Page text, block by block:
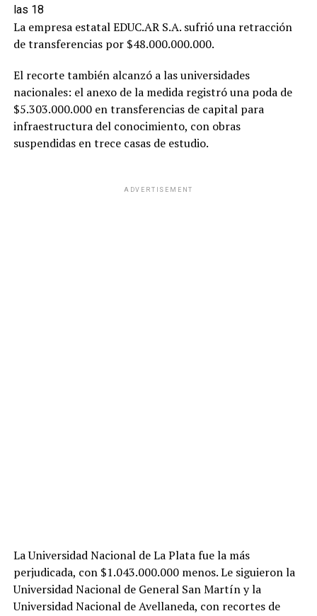
las 18
La empresa estatal EDUC.AR S.A. sufrió una retracción
de transferencias por $48.000.000.000.
El recorte también alcanzó a las universidades
nacionales: el anexo de la medida registró una poda de
$5.303.000.000 en transferencias de capital para
infraestructura del conocimiento, con obras
suspendidas en trece casas de estudio.
ADVERTISEMENT
La Universidad Nacional de La Plata fue la más
perjudicada, con $1.043.000.000 menos. Le siguieron la
Universidad Nacional de General San Martín y la
Universidad Nacional de Avellaneda, con recortes de